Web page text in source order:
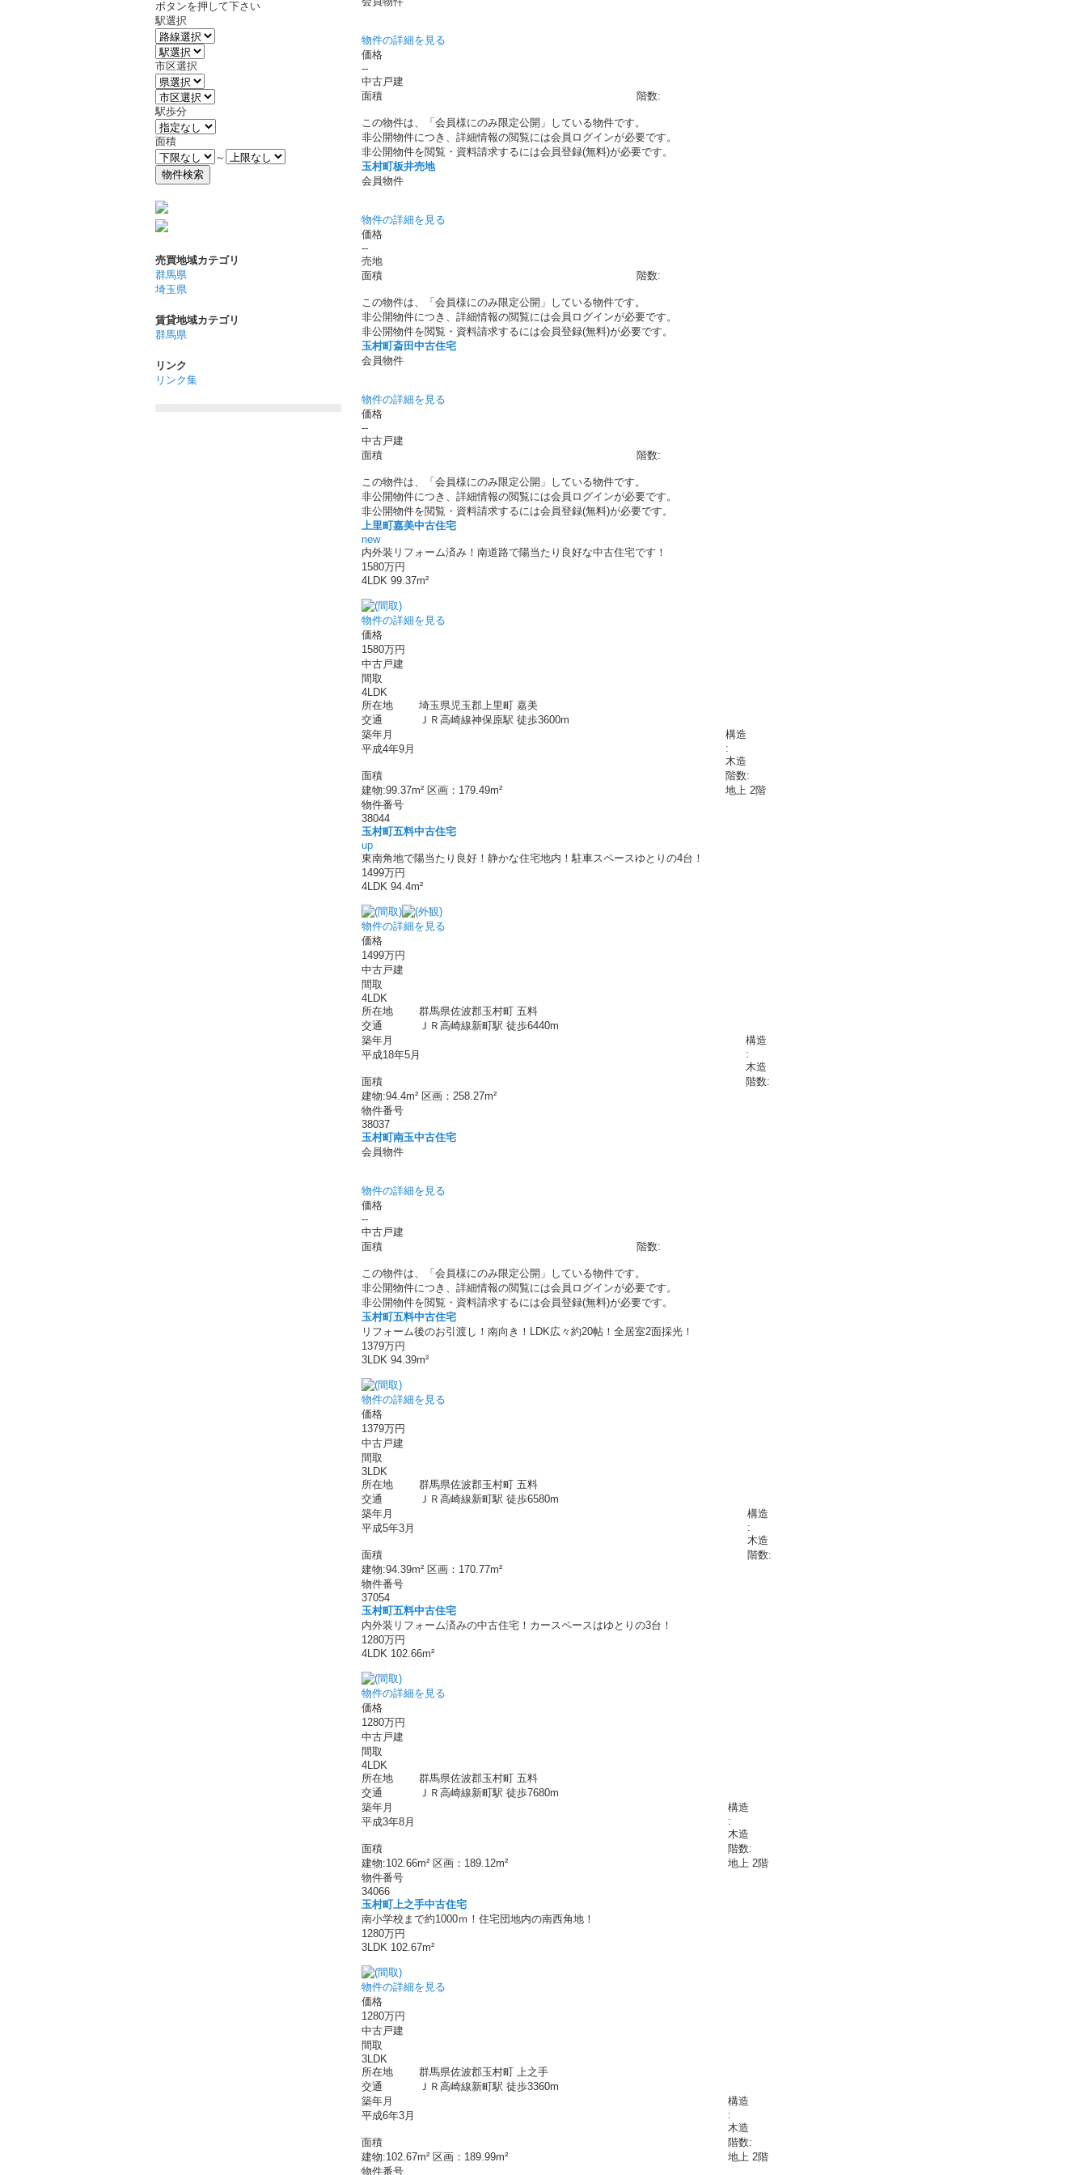
物件の詳細を見る
価格
--
中古戸建
面積
階数:
この物件は、「会員様にのみ限定公開」している物件です。
非公開物件につき、詳細情報の閲覧には会員ログインが必要です。
非公開物件を閲覧・資料請求するには会員登録(無料)が必要です。
玉村町板井売地
会員物件
物件の詳細を見る
価格
--
売地
面積
階数:
この物件は、「会員様にのみ限定公開」している物件です。
非公開物件につき、詳細情報の閲覧には会員ログインが必要です。
非公開物件を閲覧・資料請求するには会員登録(無料)が必要です。
玉村町斎田中古住宅
会員物件
物件の詳細を見る
価格
--
中古戸建
面積
階数:
この物件は、「会員様にのみ限定公開」している物件です。
非公開物件につき、詳細情報の閲覧には会員ログインが必要です。
非公開物件を閲覧・資料請求するには会員登録(無料)が必要です。
上里町嘉美中古住宅
new
内外装リフォーム済み！南道路で陽当たり良好な中古住宅です！
1580万円
4LDK 99.37m²
物件の詳細を見る
価格
1580万円
中古戸建
間取
4LDK
所在地
埼玉県児玉郡上里町 嘉美
交通
ＪＲ高崎線神保原駅 徒歩3600m
築年月
平成4年9月
構造
:
木造
面積
建物:99.37m² 区画：179.49m²
階数:
地上 2階
物件番号
38044
玉村町五料中古住宅
up
東南角地で陽当たり良好！静かな住宅地内！駐車スペースゆとりの4台！
1499万円
4LDK 94.4m²
物件の詳細を見る
価格
1499万円
中古戸建
間取
4LDK
所在地
群馬県佐波郡玉村町 五料
交通
ＪＲ高崎線新町駅 徒歩6440m
築年月
平成18年5月
構造
:
木造
面積
建物:94.4m² 区画：258.27m²
階数:
物件番号
38037
玉村町南玉中古住宅
会員物件
物件の詳細を見る
価格
--
中古戸建
面積
階数:
この物件は、「会員様にのみ限定公開」している物件です。
非公開物件につき、詳細情報の閲覧には会員ログインが必要です。
非公開物件を閲覧・資料請求するには会員登録(無料)が必要です。
玉村町五料中古住宅
リフォーム後のお引渡し！南向き！LDK広々約20帖！全居室2面採光！
1379万円
3LDK 94.39m²
物件の詳細を見る
価格
1379万円
中古戸建
間取
3LDK
所在地
群馬県佐波郡玉村町 五料
交通
ＪＲ高崎線新町駅 徒歩6580m
築年月
平成5年3月
構造
:
木造
面積
建物:94.39m² 区画：170.77m²
階数:
物件番号
37054
玉村町五料中古住宅
内外装リフォーム済みの中古住宅！カースペースはゆとりの3台！
1280万円
4LDK 102.66m²
物件の詳細を見る
価格
1280万円
中古戸建
間取
4LDK
所在地
群馬県佐波郡玉村町 五料
交通
ＪＲ高崎線新町駅 徒歩7680m
築年月
平成3年8月
構造
:
木造
面積
建物:102.66m² 区画：189.12m²
階数:
地上 2階
物件番号
34066
玉村町上之手中古住宅
南小学校まで約1000ｍ！住宅団地内の南西角地！
1280万円
3LDK 102.67m²
物件の詳細を見る
価格
1280万円
中古戸建
間取
3LDK
所在地
群馬県佐波郡玉村町 上之手
交通
ＪＲ高崎線新町駅 徒歩3360m
築年月
平成6年3月
構造
:
木造
面積
建物:102.67m² 区画：189.99m²
階数:
地上 2階
物件番号
ボタンを押して下さい
駅選択
市区選択
駅歩分
面積
～
売買地域カテゴリ
群馬県
埼玉県
賃貸地域カテゴリ
群馬県
リンク
リンク集